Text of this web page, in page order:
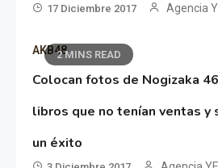
17 Diciembre 2017 Agencia
2 MINS READ
AKB48
Colocan fotos de Nogizaka
libros que no tenían ventas y
un éxito